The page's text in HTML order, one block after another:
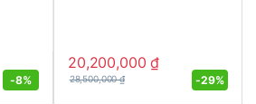
-8%
20,200,000₫
28,500,000₫ -29%